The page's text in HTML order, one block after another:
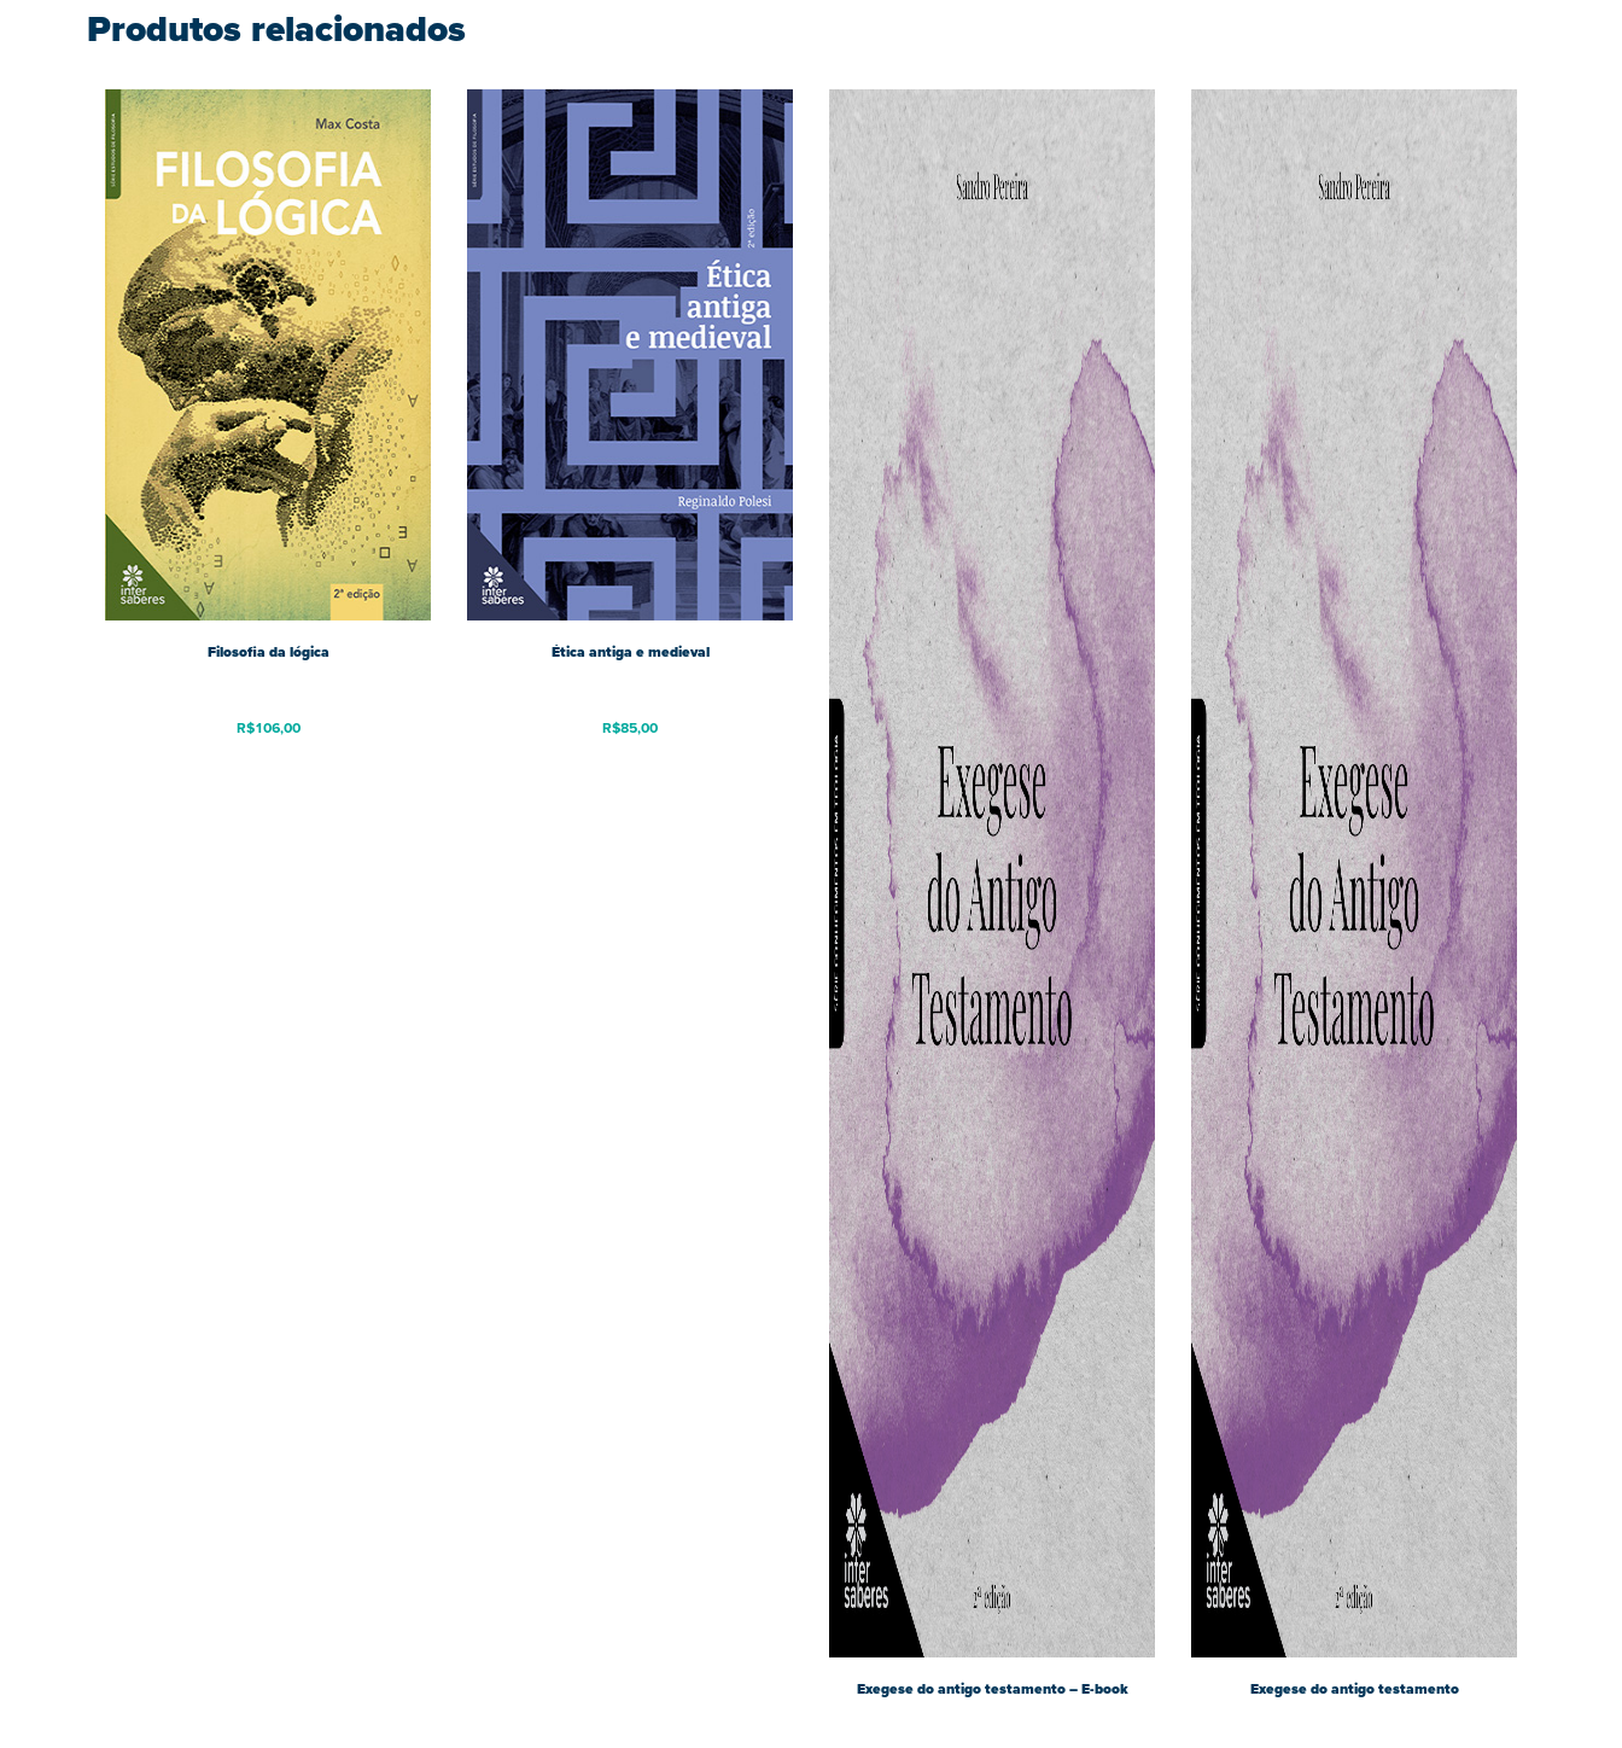
Produtos relacionados
Filosofia da lógica
R$106,00
Ética antiga e medieval
R$85,00
Exegese do antigo testamento – E-book Exegese do antigo testamento